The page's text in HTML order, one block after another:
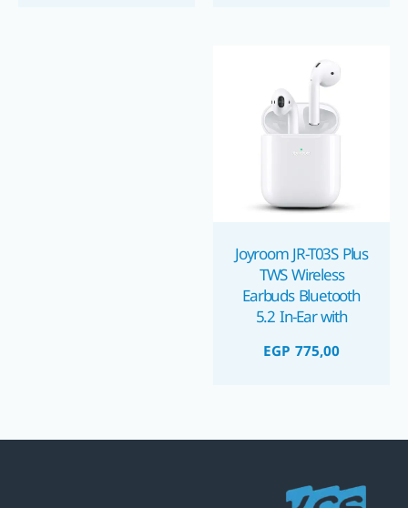
Joyroom JR-T03S Plus
TWS Wireless
Earbuds Bluetooth
5.2 In-Ear with
White ايربودز جويروم EGP 775,00